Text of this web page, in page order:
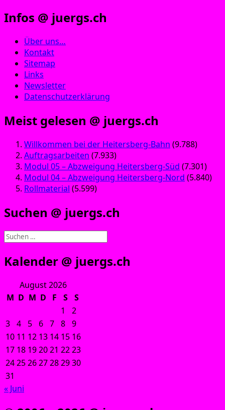
Infos @ juergs.ch
Über uns…
Kontakt
Sitemap
Links
Newsletter
Datenschutzerklärung
Meist gelesen @ juergs.ch
Willkommen bei der Heitersberg-Bahn (9.788)
Auftragsarbeiten (7.933)
Modul 05 – Abzweigung Heitersberg-Süd (7.301)
Modul 04 – Abzweigung Heitersberg-Nord (5.840)
Rollmaterial (5.599)
Suchen @ juergs.ch
Suchen
Kalender @ juergs.ch
August 2026
M D M D F S
S
1
2
3 4 5 6 7 8 9
10 11 12 13 14 15 16
17 18 192021 2223
24252627282930
31
« Juni